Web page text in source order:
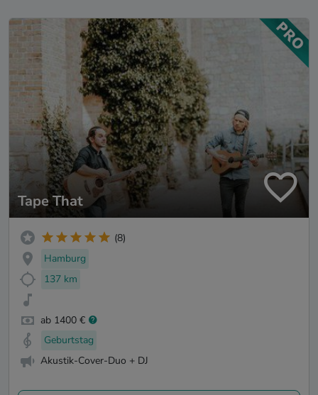
Tape That
(8)
Hamburg
137 km
ab 1400 €
Geburtstag
Akustik-Cover-Duo + DJ